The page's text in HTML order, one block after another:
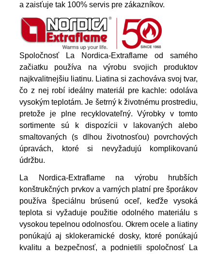
a zaisťuje tak 100% servis pre zákazníkov.
Spoločnosť La Nordica-Extraflame od samého
začiatku používa na výrobu svojich produktov
najkvalitnejšiu liatinu. Liatina si zachováva svoj tvar,
čo z nej robí ideálny materiál pre kachle: odoláva
vysokým teplotám. Je šetrný k životnému prostrediu,
pretože je plne recyklovateľný. Výrobky v tomto
sortimente sú k dispozícii v lakovaných alebo
smaltovaných (s dlhou životnosťou) povrchových
úpravách, ktoré si nevyžadujú komplikovanú
údržbu.
La Nordica-Extraflame na výrobu hrubších
konštrukčných prvkov a varných platní pre šporákov
používa špeciálnu brúsenú oceľ, keďže vysoká
teplota si vyžaduje použitie odolného materiálu s
vysokou tepelnou odolnosťou. Okrem ocele a liatiny
ponúkajú aj sklokeramické dosky, ktoré ponúkajú
kvalitu a bezpečnosť, a podnietili spoločnosť La